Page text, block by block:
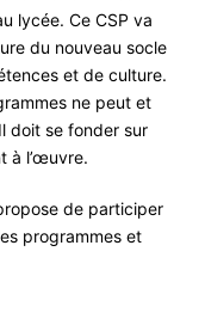
ÉLUES
lycée. Ce CSP va
du nouveau socle
et de culture.
ne peut et
doit se fonder sur
à l’œuvre.
de participer
programmes et